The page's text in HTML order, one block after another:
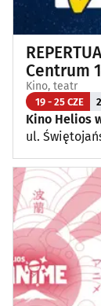
Centrum
Kino, teatr
19 - 25 CZE
Kino Helios
ul.